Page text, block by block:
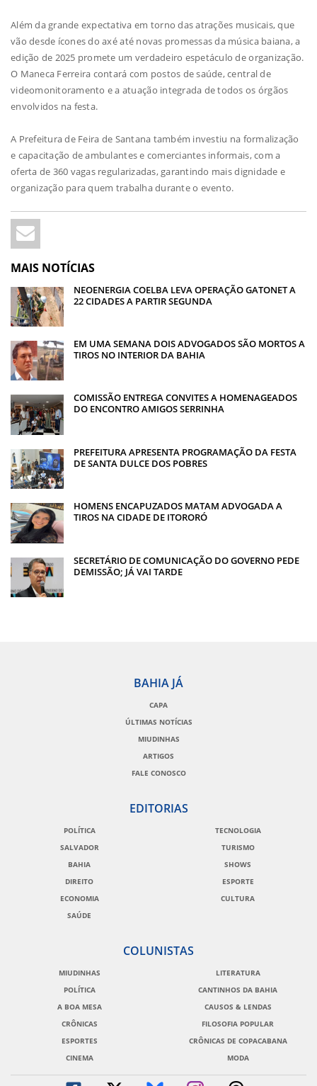
Além da grande expectativa em torno das atrações musicais, que
vão desde ícones do axé até novas promessas da música baiana, a
edição de 2025 promete um verdadeiro espetáculo de organização.
O Maneca Ferreira contará com postos de saúde, central de
videomonitoramento e a atuação integrada de todos os órgãos
envolvidos na festa.
A Prefeitura de Feira de Santana também investiu na formalização
e capacitação de ambulantes e comerciantes informais, com a
oferta de 360 vagas regularizadas, garantindo mais dignidade e
organização para quem trabalha durante o evento.
MAIS NOTÍCIAS
NEOENERGIA COELBA LEVA OPERAÇÃO GATONET A
22 CIDADES A PARTIR SEGUNDA
EM UMA SEMANA DOIS ADVOGADOS SÃO MORTOS A
TIROS NO INTERIOR DA BAHIA
COMISSÃO ENTREGA CONVITES A HOMENAGEADOS
DO ENCONTRO AMIGOS SERRINHA
PREFEITURA APRESENTA PROGRAMAÇÃO DA FESTA
DE SANTA DULCE DOS POBRES
HOMENS ENCAPUZADOS MATAM ADVOGADA A
TIROS NA CIDADE DE ITORORÓ
SECRETÁRIO DE COMUNICAÇÃO DO GOVERNO PEDE
DEMISSÃO; JÁ VAI TARDE
BAHIA JÁ
CAPA
ÚLTIMAS NOTÍCIAS
MIUDINHAS
ARTIGOS
FALE CONOSCO
EDITORIAS
POLÍTICA
SALVADOR
BAHIA
DIREITO
ECONOMIA
SAÚDE
TECNOLOGIA
TURISMO
SHOWS
ESPORTE
CULTURA
COLUNISTAS
MIUDINHAS
POLÍTICA
A BOA MESA
CRÔNICAS
ESPORTES
CINEMA
LITERATURA
CANTINHOS DA BAHIA
CAUSOS & LENDAS
FILOSOFIA POPULAR
CRÔNICAS DE COPACABANA
MODA